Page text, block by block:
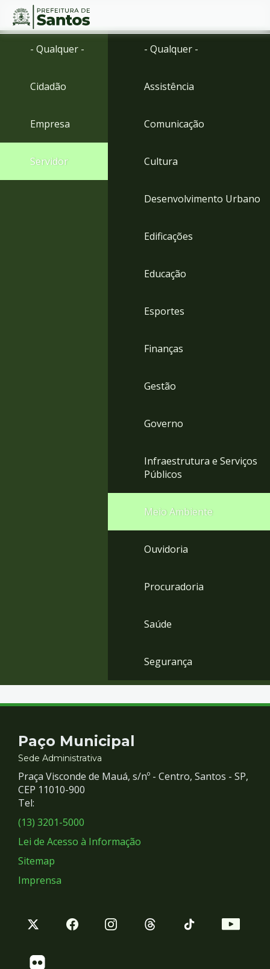
Ir
menu
para
Conteúdo
- Qualquer -
Cidadão
Empresa
Servidor
- Qualquer -
Assistência
Comunicação
Cultura
Desenvolvimento Urbano
Edificações
Educação
Esportes
Finanças
Gestão
Governo
Infraestrutura e Serviços
Públicos
Meio Ambiente
Ouvidoria
Procuradoria
Saúde
Segurança
Contato
e
Redes
Sociais
Paço Municipal
Sede Administrativa
Praça Visconde de Mauá, s/nº - Centro, Santos - SP,
CEP 11010-900
Tel:
(13) 3201-5000
Lei de Acesso à Informação
Sitemap
Imprensa